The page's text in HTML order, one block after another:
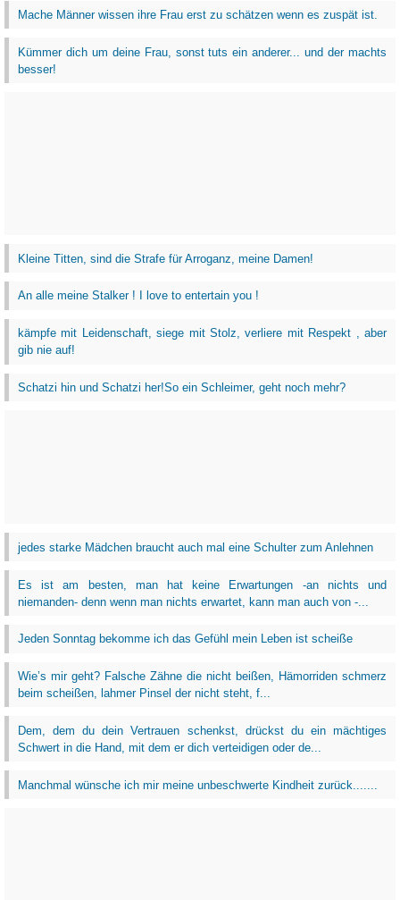
Mache Männer wissen ihre Frau erst zu schätzen wenn es zuspät ist.
Kümmer dich um deine Frau, sonst tuts ein anderer... und der machts
besser!
Kleine Titten, sind die Strafe für Arroganz, meine Damen!
An alle meine Stalker ! I love to entertain you !
kämpfe mit Leidenschaft, siege mit Stolz, verliere mit Respekt , aber
gib nie auf!
Schatzi hin und Schatzi her!So ein Schleimer, geht noch mehr?
jedes starke Mädchen braucht auch mal eine Schulter zum Anlehnen
Es ist am besten, man hat keine Erwartungen -an nichts und
niemanden- denn wenn man nichts erwartet, kann man auch von -...
Jeden Sonntag bekomme ich das Gefühl mein Leben ist scheiße
Wie’s mir geht? Falsche Zähne die nicht beißen, Hämorriden schmerz
beim scheißen, lahmer Pinsel der nicht steht, f...
Dem, dem du dein Vertrauen schenkst, drückst du ein mächtiges
Schwert in die Hand, mit dem er dich verteidigen oder de...
Manchmal wünsche ich mir meine unbeschwerte Kindheit zurück.......